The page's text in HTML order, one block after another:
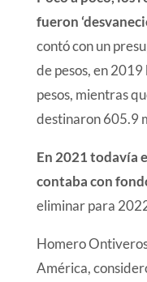
fueron
contó con un
de pesos, en
pesos, mientras
destinaron 605.9
En 2021 todavía
contaba con
eliminar para
Homero
América,